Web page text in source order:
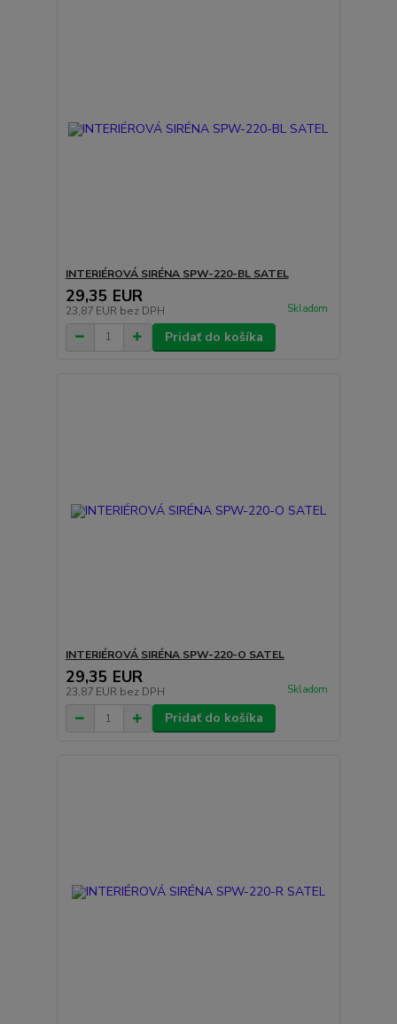
INTERIÉROVÁ SIRÉNA SPW-220-BL SATEL
29,35 EUR
23,87 EUR bez DPH Skladom
Pridať do košíka
INTERIÉROVÁ SIRÉNA SPW-220-O SATEL
29,35 EUR
23,87 EUR bez DPH Skladom
Pridať do košíka